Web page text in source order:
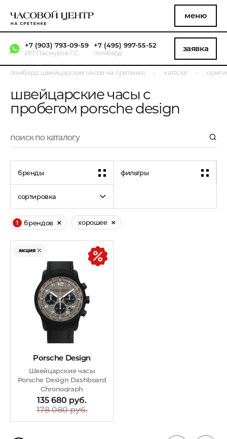
меню
+7 (903) 793-09-59
ИП Пасмуров Г.С.
+7 (495) 997-55-52
ломбард заявка
ломбард швейцарских часов на сретенке каталог
швейцарские часы с
пробегом porsche design
бренды фильтры
сортировка
1 брендов хорошее
Porsche Design
Швейцарские часы
Porsche Design Dashboard
Chronograph
135 680 руб.
178 080 руб.
акция